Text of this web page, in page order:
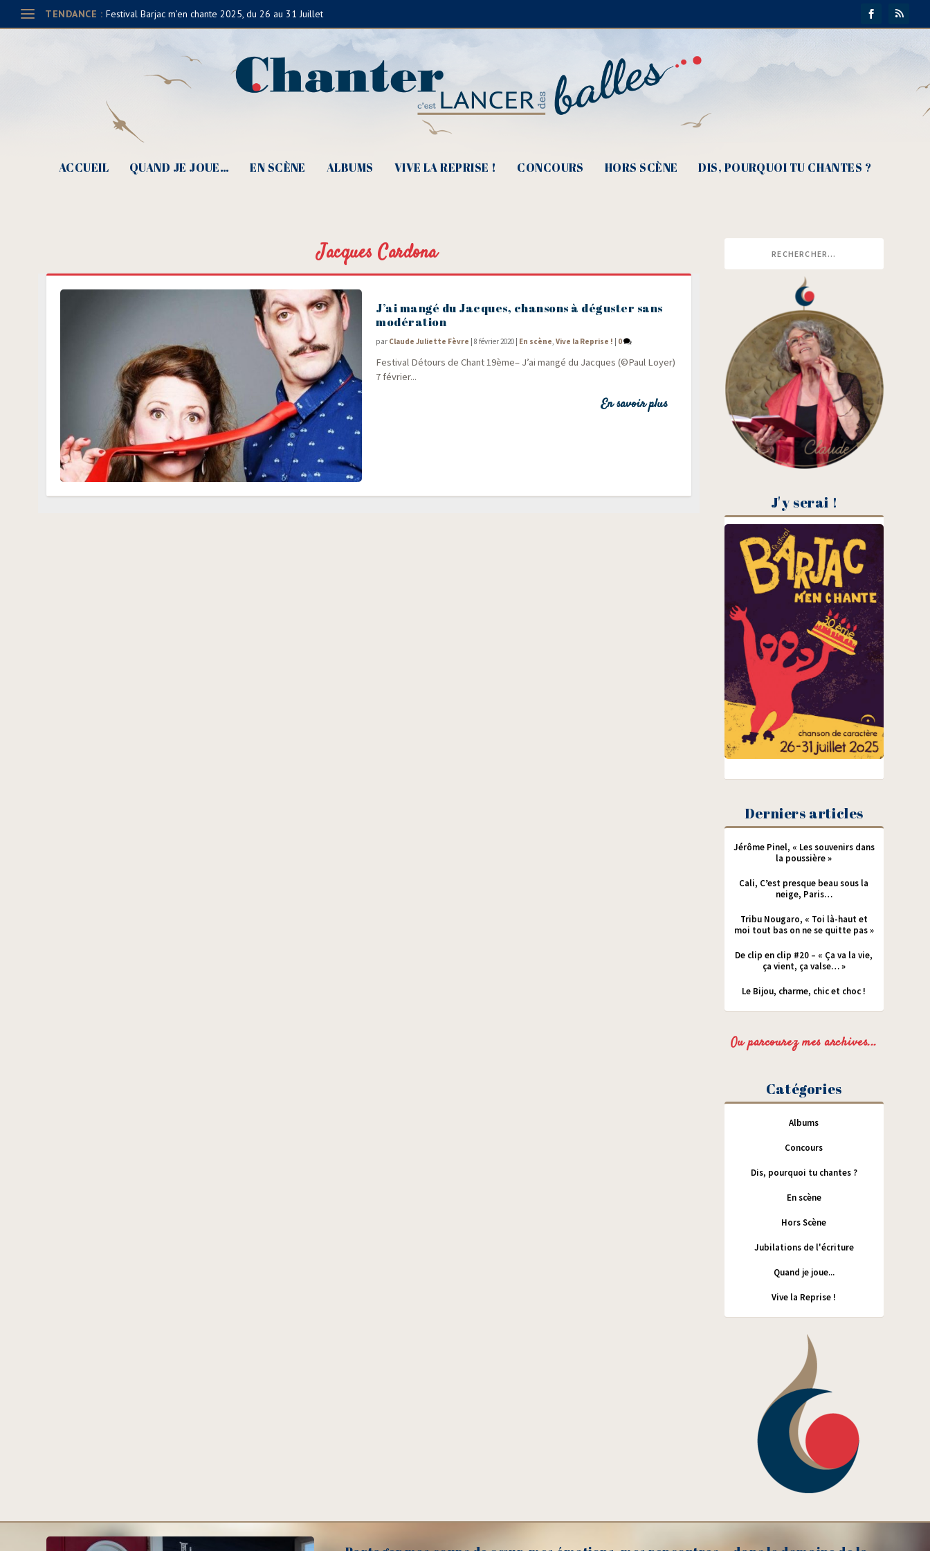
TENDANCE : Festival Barjac m’en chante 2025, du 26 au 31 Juillet
ACCUEIL QUAND JE JOUE… EN SCÈNE ALBUMS VIVE LA REPRISE ! CONCOURS HORS SCÈNE DIS, POURQUOI TU CHANTES ?
Jacques Cardona
J’ai mangé du Jacques, chansons à déguster sans
modération
par Claude Juliette Fèvre |8 février 2020 En scène,Vive la Reprise ! 0
Fes­ti­val Détours de Chant 19ème– J’ai man­gé du Jacques (©Paul Loyer)
7 février...
En savoir plus
J'y serai !
Derniers articles
Jérôme Pinel, « Les souvenirs dans
la poussière »
Cali, C’est presque beau sous la
neige, Paris…
Tribu Nougaro, « Toi là-haut et
moi tout bas on ne se quitte pas »
De clip en clip #20 – « Ça va la vie,
ça vient, ça valse… »
Le Bijou, charme, chic et choc !
Ou parcourez mes archives...
Catégories
Albums
Concours
Dis, pourquoi tu chantes ?
En scène
Hors Scène
Jubilations de l'écriture
Quand je joue...
Vive la Reprise !